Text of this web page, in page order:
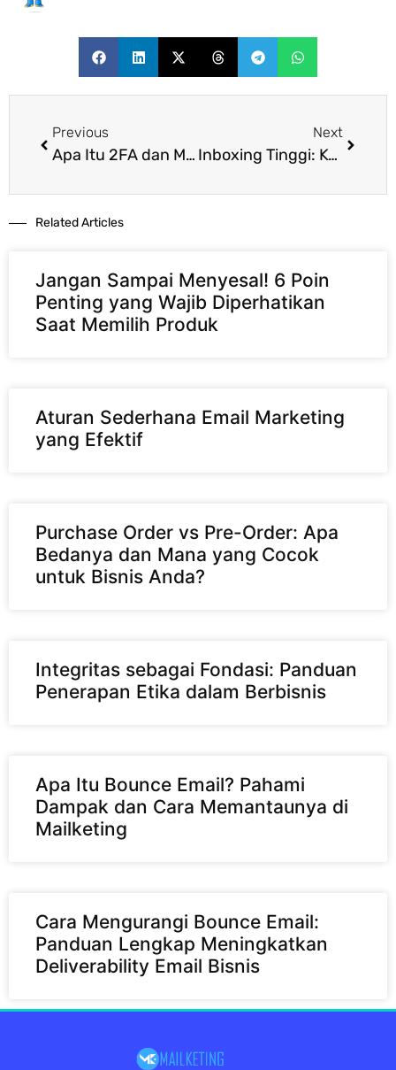
Previous
Apa Itu 2FA dan Mengapa Akun Digital Wajib Menggunakannya
Next
Inboxing Tinggi: Kenapa Unsubscribe Wajib untuk Tab Primary
Related Articles​
Jangan Sampai Menyesal! 6 Poin
Penting yang Wajib Diperhatikan
Saat Memilih Produk
Aturan Sederhana Email Marketing
yang Efektif
Purchase Order vs Pre-Order: Apa
Bedanya dan Mana yang Cocok
untuk Bisnis Anda?
Integritas sebagai Fondasi: Panduan
Penerapan Etika dalam Berbisnis
Apa Itu Bounce Email? Pahami
Dampak dan Cara Memantaunya di
Mailketing
Cara Mengurangi Bounce Email:
Panduan Lengkap Meningkatkan
Deliverability Email Bisnis